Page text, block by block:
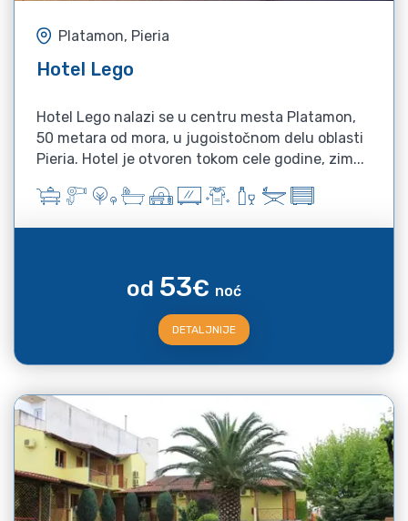
Platamon, Pieria
Hotel Lego
Hotel Lego nalazi se u centru mesta Platamon,
50 metara od mora, u jugoistočnom delu oblasti
Pieria. Hotel je otvoren tokom cele godine, zim...
od 53€ noć
DETALJNIJE